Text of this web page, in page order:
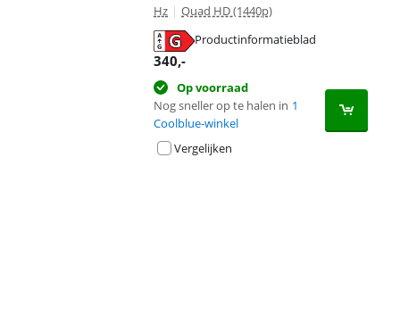
Hz | Quad HD (1440p)
Productinformatieblad
340,-
Op voorraad
Nog sneller op te halen in 1
Coolblue-winkel
Vergelijken